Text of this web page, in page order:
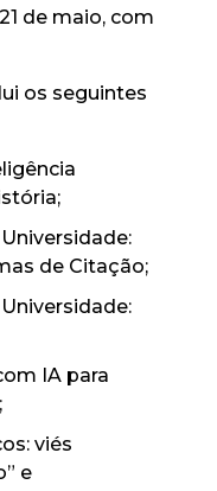
de maio, com
os seguintes
de Citação;
IA para
viés
e